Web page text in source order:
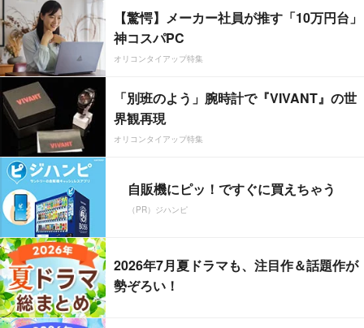
【驚愕】メーカー社員が推す「10万円台」
神コスパPC
オリコンタイアップ特集
「別班のよう」腕時計で『VIVANT』の世
界観再現
オリコンタイアップ特集
自販機にピッ！ですぐに買えちゃう
（PR）ジハンピ
2026年7月夏ドラマも、注目作＆話題作が
勢ぞろい！